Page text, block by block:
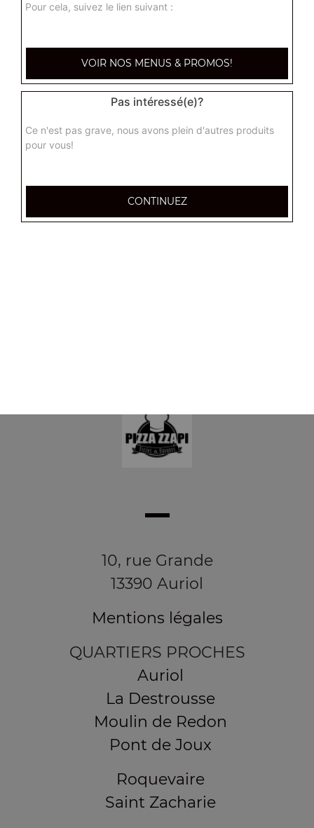
10, rue Grande
13390 Auriol
Mentions légales
QUARTIERS PROCHES
Auriol
La Destrousse
Moulin de Redon
Pont de Joux
Roquevaire
Saint Zacharie
Pour cela, suivez le lien suivant :
VOIR NOS MENUS & PROMOS!
Pas intéressé(e)?
Ce n'est pas grave, nous avons plein d'autres produits
pour vous!
CONTINUEZ